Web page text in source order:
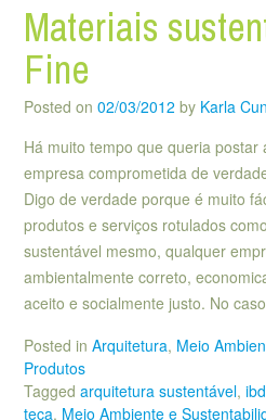
Materiais
Fine
Posted on 02/03/2012 by Karla
Há muito tempo que queria
empresa comprometida de
Digo de verdade porque é muito
produtos e serviços rotulados
sustentável mesmo, qualquer
ambientalmente correto,
aceito e socialmente justo. No caso
Posted in Arquitetura, Meio
Produtos
Tagged arquitetura sustentável,
teca, Meio Ambiente e